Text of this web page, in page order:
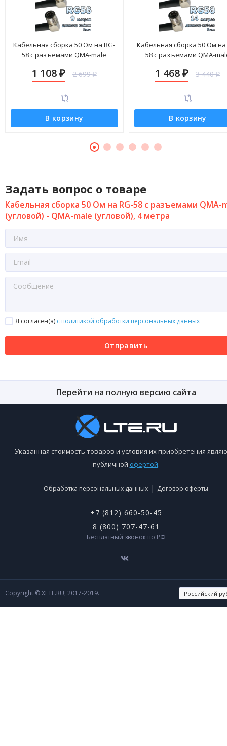
Кабельная сборка 50 Ом на RG-
58 с разъемами QMA-male
метров
1 108 ₽ 2 699₽
В корзину
Кабельная сборка 50 Ом на
58 с разъемами QMA-
14 метров
1 468₽ 3 440₽
В корзину
Задать вопрос о товаре
Кабельная сборка 50 Ом на RG-58 с разъемами QMA-
(угловой) - QMA-male (угловой), 4 метра
Я согласен(a) с политикой обработки персональных данных
Отправить
Перейти на полную версию сайта
Указанная стоимость товаров и условия их приобретения
публичной офертой.
Обработка персональных данных | Договор оферты
+7 (812) 660-50-45
8 (800) 707-47-61
Бесплатный звонок по РФ
Copyright © XLTE.RU, 2017-2019.